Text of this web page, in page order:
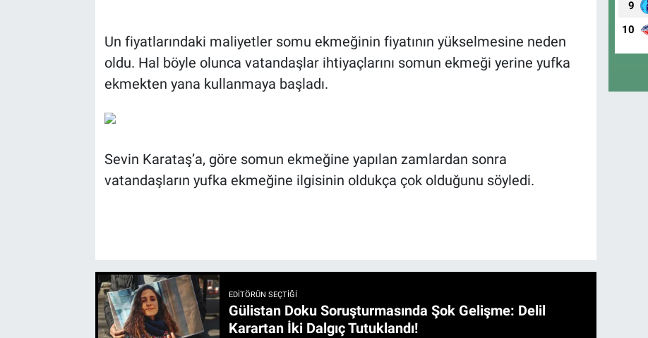
Un fiyatlarındaki maliyetler somu ekmeğinin fiyatının yükselmesine neden
oldu. Hal böyle olunca vatandaşlar ihtiyaçlarını somun ekmeği yerine yufka
ekmekten yana kullanmaya başladı.
Sevin Karataş’a, göre somun ekmeğine yapılan zamlardan sonra
vatandaşların yufka ekmeğine ilgisinin oldukça çok olduğunu söyledi.
EDITÖRÜN SEÇTIĞI
Gülistan Doku Soruşturmasında Şok Gelişme: Delil
Karartan İki Dalgıç Tutuklandı!
9
10